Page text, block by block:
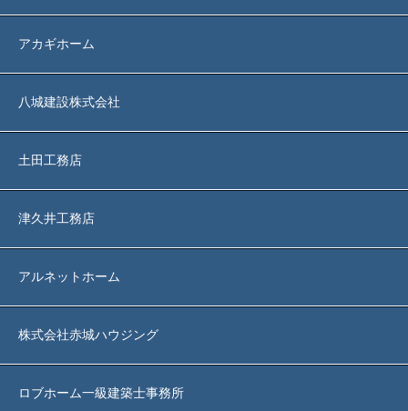
アカギホーム
八城建設株式会社
土田工務店
津久井工務店
アルネットホーム
株式会社赤城ハウジング
ロブホーム一級建築士事務所